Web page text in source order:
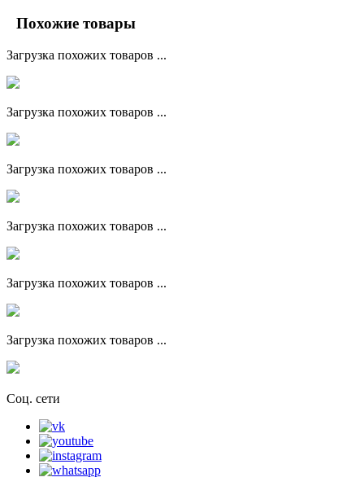
Похожие товары
Загрузка похожих товаров ...
Загрузка похожих товаров ...
Загрузка похожих товаров ...
Загрузка похожих товаров ...
Загрузка похожих товаров ...
Загрузка похожих товаров ...
Соц. сети